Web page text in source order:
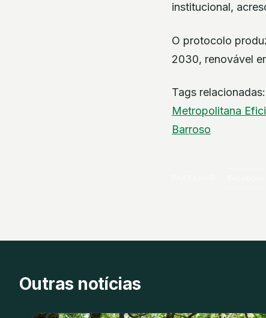
institucional,
O protocolo
2030, renovável
Tags relacionadas:
Metropolitana
Barroso
Outras notícias